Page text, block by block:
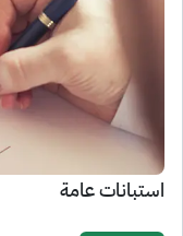
استبانات عامة